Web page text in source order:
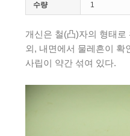
수량 1
개신은 철(凸)자의 형태
외, 내면에서 물레흔이 확
사립이 약간 섞여 있다.